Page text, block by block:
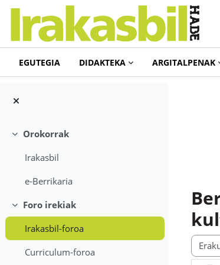
Joan eduki nagusira zuzenean
EGUTEGIA
DIDAKTEKA ARGITALPENAK
Tolestu
Orokorrak
Irakasbil
e-Berrikaria
Tolestu
Foro irekiak
Irakasbil-foroa
Curriculum-foroa